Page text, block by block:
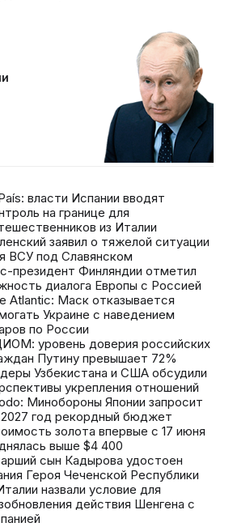
власти Испании вводят
на границе для
из Италии
заявил о тяжелой ситуации
ВСУ под Славянском
президент Финляндии отметил
диалога Европы с Россией
Atlantic: Маск отказывается
Украине с наведением
по России
уровень доверия российских
Путину превышает 72%
Узбекистана и США обсудили
укрепления отношений
Минобороны Японии запросит
год рекордный бюджет
золота впервые с 17 июня
выше $4 400
сын Кадырова удостоен
Героя Чеченской Республики
назвали условие для
действия Шенгена с